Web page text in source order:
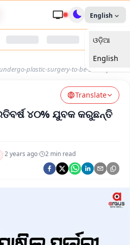
Shakti
Health Connect
Odisha
Chalo Dekhein Apna Desh
English
ଓଡ଼ିଆ
English
plastic-surgery-to-be-beautiful
Translate
୪୦% ଯୁବକ କରୁଛନ୍ତି
·2 years ago· 2 min read